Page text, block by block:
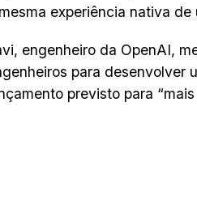
experiência nativa
engenheiro da OpenAI,
para desenvolver
previsto para